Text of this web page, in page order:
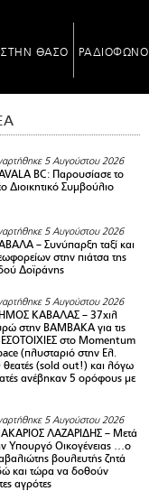
ΘΑΣΟ ΡΑΔΙΟΦΩΝΟ
5 Αυγούστου 2026
BC: Παρουσίασε το
Διοικητικό Συμβούλιο
5 Αυγούστου 2026
– Συνύπαρξη ταξί και
στην πιάτσα της
Δοϊράνης
5 Αυγούστου 2026
ΚΑΒΑΛΑΣ – 37χιλ
στην ΒΑΜΒΑΚΑ για τις
στο Momentum
(πλυσταριό στην Ελ.
(sold out!) και λόγω
ανέβηκαν 5 ορόφους με
5 Αυγούστου 2026
ΛΑΖΑΡΙΔΗΣ – Μετά
Υπουργό Οικογένειας …ο
βουλευτής ζητά
και τώρα να δοθούν
αγρότες